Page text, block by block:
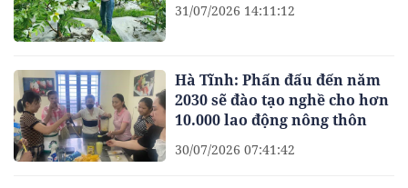
31/07/2026 14:11:12
Hà Tĩnh: Phấn đấu đến năm
2030 sẽ đào tạo nghề cho hơn
10.000 lao động nông thôn
30/07/2026 07:41:42